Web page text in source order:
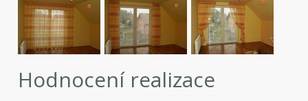
Hodnocení realizace